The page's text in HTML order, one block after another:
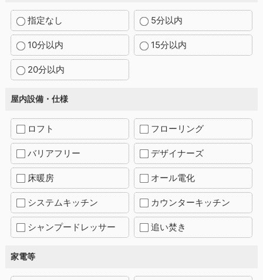
指定なし 5分以内
10分以内 15分以内
20分以内
屋内設備・仕様
ロフト フローリング
バリアフリー デザイナーズ
床暖房 オール電化
システムキッチン カウンターキッチン
シャンプードレッサー 追い焚き
家電等